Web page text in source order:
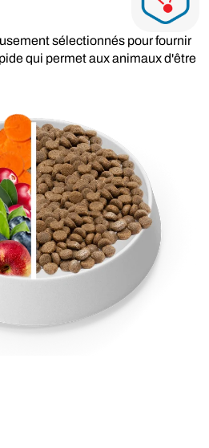
sélectionnés pour fournir
qui permet aux animaux d'être